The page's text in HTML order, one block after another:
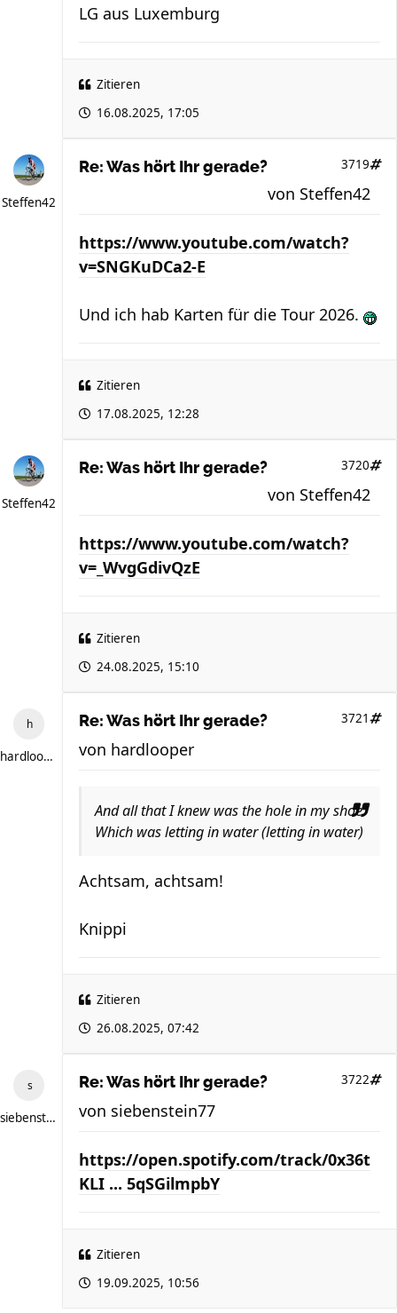
LG aus Luxemburg
Zitieren
16.08.2025, 17:05
Steffen42
Re: Was hört Ihr gerade? 3719
von Steffen42
https://www.youtube.com/watch?
v=SNGKuDCa2-E
Und ich hab Karten für die Tour 2026.
Zitieren
17.08.2025, 12:28
Steffen42
Re: Was hört Ihr gerade? 3720
von Steffen42
https://www.youtube.com/watch?
v=_WvgGdivQzE
Zitieren
24.08.2025, 15:10
hardlooper
Re: Was hört Ihr gerade? 3721
von hardlooper
And all that I knew was the hole in my shoe
Which was letting in water (letting in water)
Achtsam, achtsam!
Knippi
Zitieren
26.08.2025, 07:42
siebenstein77
Re: Was hört Ihr gerade? 3722
von siebenstein77
https://open.spotify.com/track/0x36t
KLI ... 5qSGilmpbY
Zitieren
19.09.2025, 10:56